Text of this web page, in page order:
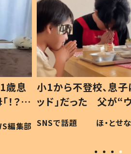
歳息
？」
編集部
小1から不登校、息子
ッド」だった 父が“
作り続ける理由とは
#令和の子
SNSで話題 ほ・とせ